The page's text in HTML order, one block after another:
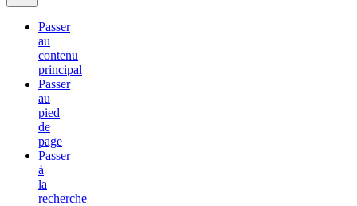
Passer
au
contenu
principal
Passer
au
pied
de
page
Passer
à
la
recherche